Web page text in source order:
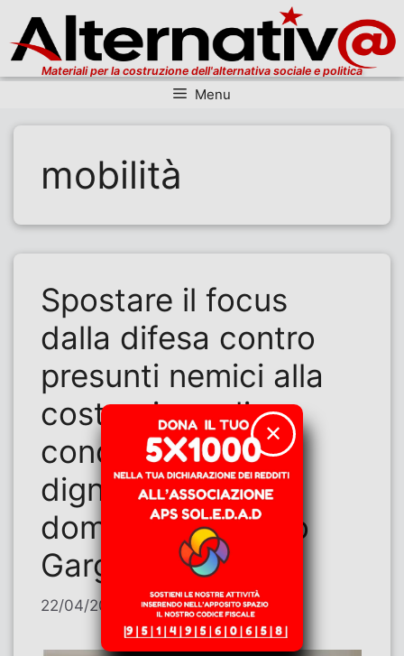
Materiali per la costruzione dell'alternativa sociale e politica
Menu
mobilità
Spostare il focus
dalla difesa contro
presunti nemici alla
costruzione di
condizioni di vita
dignitose – Tre
domande a Enrico
Gargiulo
22/04/2026 diContributi
✕